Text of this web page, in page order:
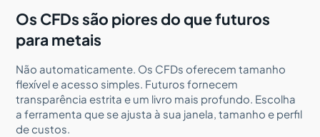
Os CFDs são piores do que futuros
para metais
Não automaticamente. Os CFDs oferecem tamanho
flexível e acesso simples. Futuros fornecem
transparência estrita e um livro mais profundo. Escolha
a ferramenta que se ajusta à sua janela, tamanho e perfil
de custos.